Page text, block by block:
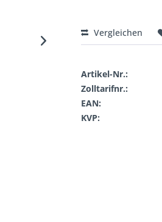
Vergleichen
Artikel-Nr.:
Zolltarifnr.:
EAN:
KVP: